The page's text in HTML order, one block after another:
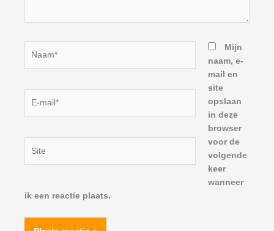
Mijn
naam, e-
mail en
site
opslaan
in deze
browser
voor de
volgende
keer
wanneer
ik een reactie plaats.